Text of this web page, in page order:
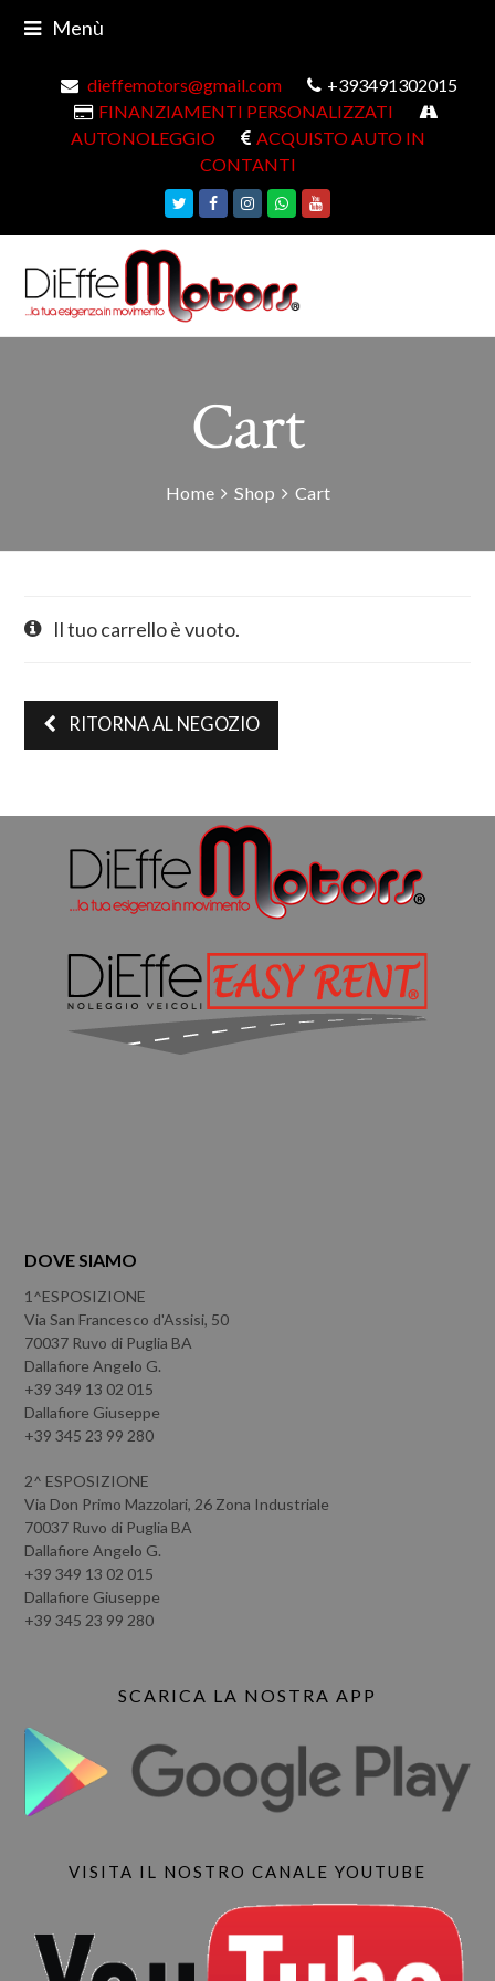
Menù
dieffemotors@gmail.com
+393491302015
FINANZIAMENTI PERSONALIZZATI
AUTONOLEGGIO
ACQUISTO AUTO IN
CONTANTI
TwitterFacebookInstagram
Whatsapp
Youtube
Cart
Home Shop Cart
Il tuo carrello è vuoto.
RITORNA AL NEGOZIO
DOVE SIAMO
1^ESPOSIZIONE
Via San Francesco d'Assisi, 50
70037 Ruvo di Puglia BA
Dallafiore Angelo G.
+39 349 13 02 015
Dallafiore Giuseppe
+39 345 23 99 280
2^ ESPOSIZIONE
Via Don Primo Mazzolari, 26 Zona Industriale
70037 Ruvo di Puglia BA
Dallafiore Angelo G.
+39 349 13 02 015
Dallafiore Giuseppe
+39 345 23 99 280
SCARICA LA NOSTRA APP
VISITA IL NOSTRO CANALE YOUTUBE